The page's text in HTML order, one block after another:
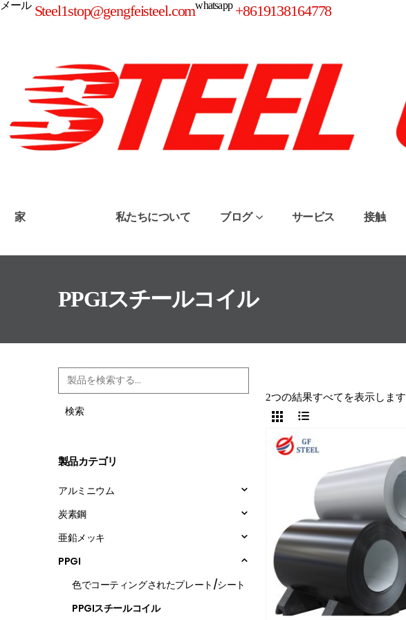
メール Steel1stop@gengfeisteel.comwhatsapp +8619138164778
家 私たちについて ブログ サービス 接触
PPGIスチールコイル
2つの結果すべてを表示します
検索
製品カテゴリ
アルミニウム
炭素鋼
亜鉛メッキ
PPGI
色でコーティングされたプレート/シート
PPGIスチールコイル